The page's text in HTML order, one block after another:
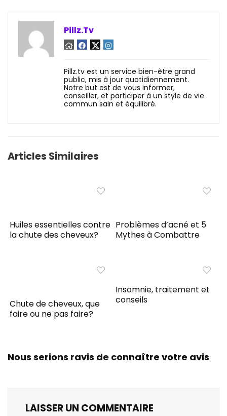
Pillz.Tv
Pillz.tv est un service bien-être grand
public, mis à jour quotidiennement.
Notre but est de vous informer,
conseiller, et participer à un style de vie
commun sain et équilibré.
Articles Similaires
Huiles essentielles contre
la chute des cheveux?
Problèmes d’acné et 5
Mythes à Combattre
Chute de cheveux, que
faire ou ne pas faire?
Insomnie, traitement et
conseils
Nous serions ravis de connaître votre avis
LAISSER UN COMMENTAIRE